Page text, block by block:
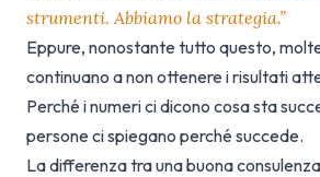
strumenti. Abbiamo la strategia.”
Eppure, nonostante tutto questo,
continuano a non ottenere i risultati
Perché i numeri ci dicono cosa sta
persone ci spiegano perché succede.
La differenza tra una buona